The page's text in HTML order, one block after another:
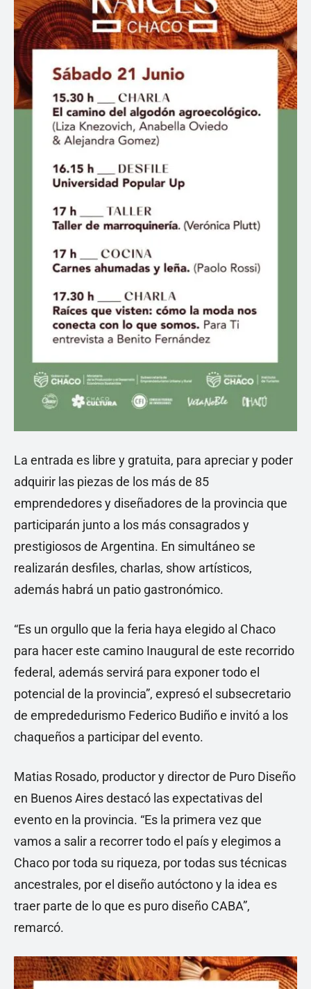
La entrada es libre y gratuita, para apreciar y poder
adquirir las piezas de los más de 85
emprendedores y diseñadores de la provincia que
participarán junto a los más consagrados y
prestigiosos de Argentina. En simultáneo se
realizarán desfiles, charlas, show artísticos,
además habrá un patio gastronómico.
“Es un orgullo que la feria haya elegido al Chaco
para hacer este camino Inaugural de este recorrido
federal, además servirá para exponer todo el
potencial de la provincia”, expresó el subsecretario
de emprededurismo Federico Budiño e invitó a los
chaqueños a participar del evento.
Matias Rosado, productor y director de Puro Diseño
en Buenos Aires destacó las expectativas del
evento en la provincia. “Es la primera vez que
vamos a salir a recorrer todo el país y elegimos a
Chaco por toda su riqueza, por todas sus técnicas
ancestrales, por el diseño autóctono y la idea es
traer parte de lo que es puro diseño CABA”,
remarcó.